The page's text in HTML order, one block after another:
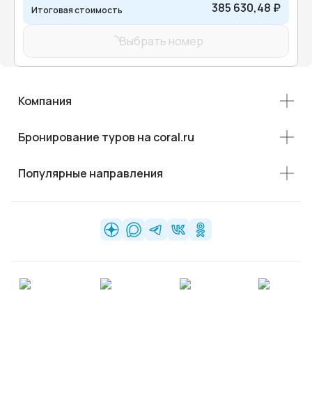
Итоговая стоимость 385 630,48 ₽
Выбрать номер
Компания
Бронирование туров на coral.ru
Популярные направления